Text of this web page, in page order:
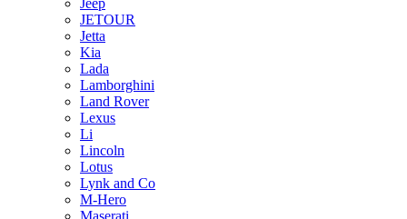
Jeep
JETOUR
Jetta
Kia
Lada
Lamborghini
Land Rover
Lexus
Li
Lincoln
Lotus
Lynk and Co
M-Hero
Maserati